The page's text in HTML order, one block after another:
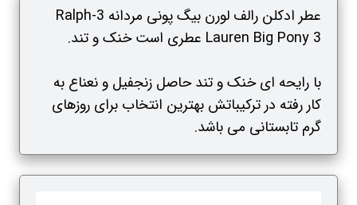
عطر ادکلن رالف لورن بیگ پونی مردانه 3-Ralph
Lauren Big Pony 3 عطری است خنک و تند.
با رایحه ای خنک و تند حاصل زنجفیل و نعناع به
کار رفته در ترکیباتش بهترین انتخاب برای روزهای
گرم تابستانی می باشد.